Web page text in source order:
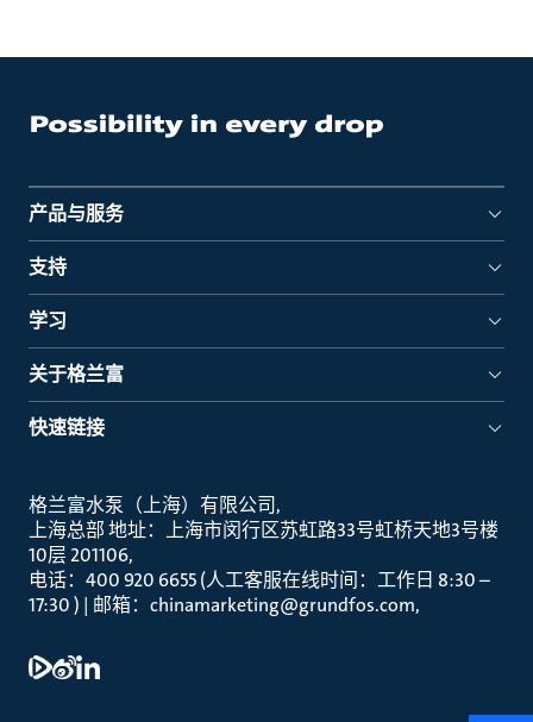
产品与服务
支持
学习
关于格兰富
快速链接
格兰富水泵（上海）有限公司
上海总部 地址：上海市闵行区苏虹路33号虹桥天地3号楼
10层 201106
电话：400 920 6655 (人工客服在线时间：工作日 8:30 –
17:30 ) | 邮箱：chinamarketing@grundfos.com